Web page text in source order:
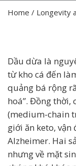
Home / Longevity
Dầu dừa là
từ kho cá đến
quảng bá rộng
hoá”. Đồng thời,
(medium-chain
giới ăn keto,
Alzheimer. Hai
nhưng về mặt